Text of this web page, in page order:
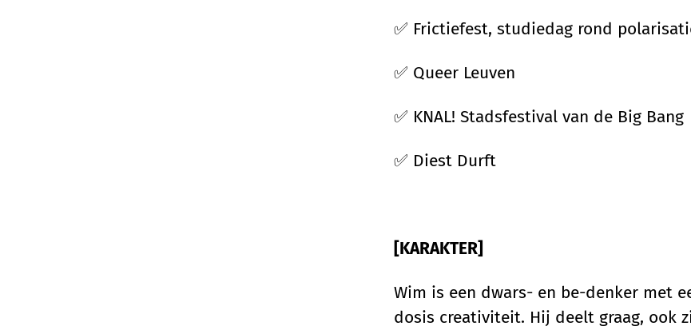
✅ Frictiefest, studiedag rond
✅ Queer Leuven
✅ KNAL! Stadsfestival van de Big Bang
✅ Diest Durft
[KARAKTER]
Wim is een dwars- en be-denker met
dosis creativiteit. Hij deelt graag, ook